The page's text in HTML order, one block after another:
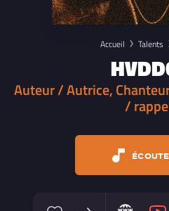
Accueil Talents
Auteur / Autrice,
/